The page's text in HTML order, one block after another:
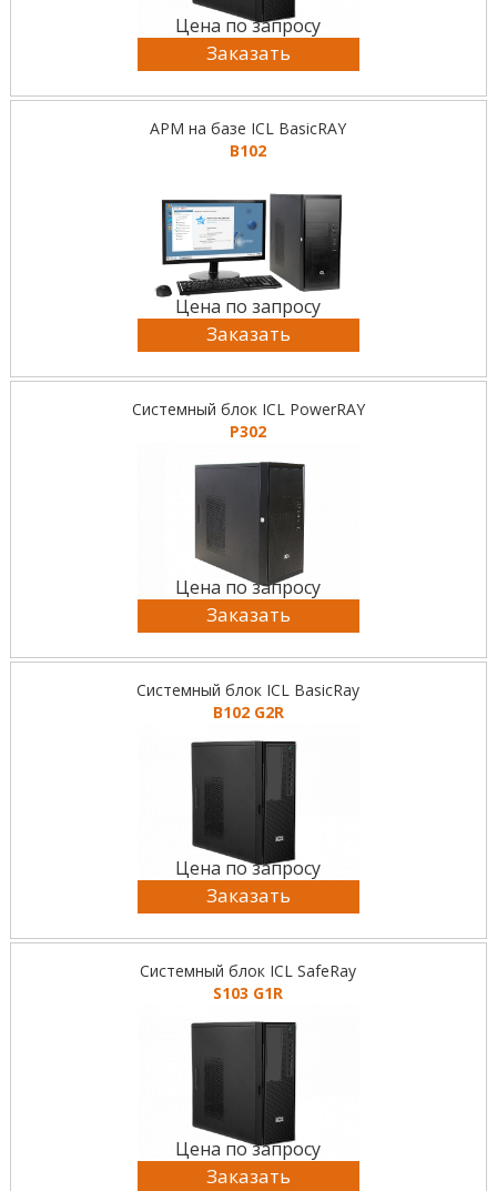
Цена по запросу
Заказать
АРМ на базе ICL BasicRAY
B102
Цена по запросу
Заказать
Системный блок ICL PowerRAY
P302
Цена по запросу
Заказать
Системный блок ICL BasicRay
B102 G2R
Цена по запросу
Заказать
Системный блок ICL SafeRay
S103 G1R
Цена по запросу
Заказать